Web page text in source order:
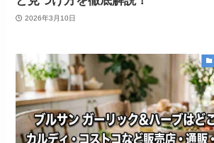
2026年3月10日